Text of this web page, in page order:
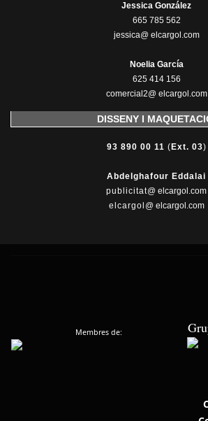
Jessica González
665 785 562
jessica@ elcargol.com
Noelia García
625 414 156
comercial2@ elcargol.com
DISSENY I
93 890 00 11 ( Ext. 03)
Abdelghafour Eddalai
publicitat@ elcargol.com
elcargol @ elcargol.com
Membres de: